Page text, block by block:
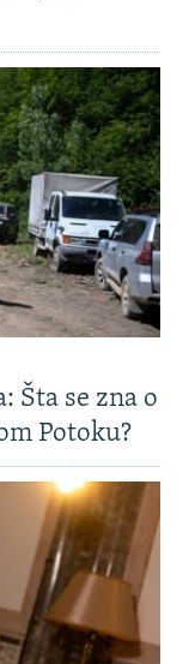
Šta se zna o
Potoku?